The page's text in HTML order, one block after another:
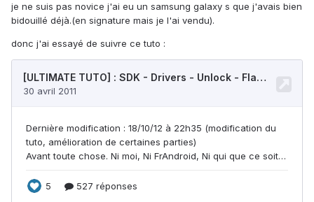
je ne suis pas novice j'ai eu un samsung galaxy s que j'avais bien
bidouillé déjà.(en signature mais je l'ai vendu).
donc j'ai essayé de suivre ce tuto :